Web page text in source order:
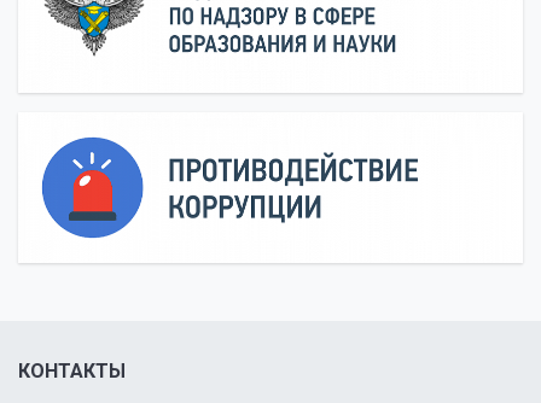
КОНТАКТЫ